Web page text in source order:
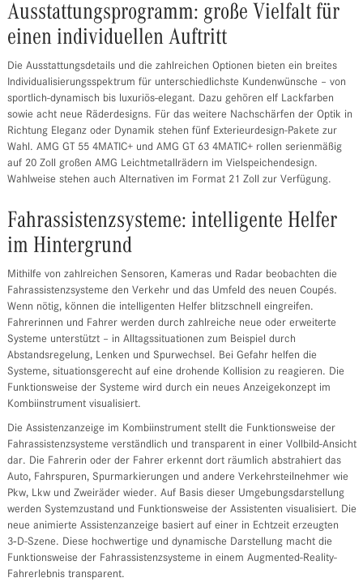
Ausstattungsprogramm: große Vielfalt für
einen individuellen Auftritt
Die Ausstattungsdetails und die zahlreichen Optionen bieten ein breites
Individualisierungsspektrum für unterschiedlichste Kundenwünsche – von
sportlich-dynamisch bis luxuriös-elegant. Dazu gehören elf Lackfarben
sowie acht neue Räderdesigns. Für das weitere Nachschärfen der Optik in
Richtung Eleganz oder Dynamik stehen fünf Exterieurdesign-Pakete zur
Wahl. AMG GT 55 4MATIC+ und AMG GT 63 4MATIC+ rollen serienmäßig
auf 20 Zoll großen AMG Leichtmetallrädern im Vielspeichendesign.
Wahlweise stehen auch Alternativen im Format 21 Zoll zur Verfügung.
Fahrassistenzsysteme: intelligente Helfer
im Hintergrund
Mithilfe von zahlreichen Sensoren, Kameras und Radar beobachten die
Fahrassistenzsysteme den Verkehr und das Umfeld des neuen Coupés.
Wenn nötig, können die intelligenten Helfer blitzschnell eingreifen.
Fahrerinnen und Fahrer werden durch zahlreiche neue oder erweiterte
Systeme unterstützt – in Alltagssituationen zum Beispiel durch
Abstandsregelung, Lenken und Spurwechsel. Bei Gefahr helfen die
Systeme, situationsgerecht auf eine drohende Kollision zu reagieren. Die
Funktionsweise der Systeme wird durch ein neues Anzeigekonzept im
Kombiinstrument visualisiert.
Die Assistenzanzeige im Kombiinstrument stellt die Funktionsweise der
Fahrassistenzsysteme verständlich und transparent in einer Vollbild-Ansicht
dar. Die Fahrerin oder der Fahrer erkennt dort räumlich abstrahiert das
Auto, Fahrspuren, Spurmarkierungen und andere Verkehrsteilnehmer wie
Pkw, Lkw und Zweiräder wieder. Auf Basis dieser Umgebungsdarstellung
werden Systemzustand und Funktionsweise der Assistenten visualisiert. Die
neue animierte Assistenzanzeige basiert auf einer in Echtzeit erzeugten
3‑D-Szene. Diese hochwertige und dynamische Darstellung macht die
Funktionsweise der Fahrassistenzsysteme in einem Augmented-Reality-
Fahrerlebnis transparent.